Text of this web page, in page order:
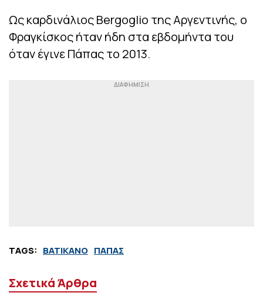
Ως καρδινάλιος Bergoglio της Αργεντινής, ο
Φραγκίσκος ήταν ήδη στα εβδομήντα του
όταν έγινε Πάπας το 2013.
TAGS: ΒΑΤΙΚΑΝΟ ΠΑΠΑΣ
Σχετικά Άρθρα